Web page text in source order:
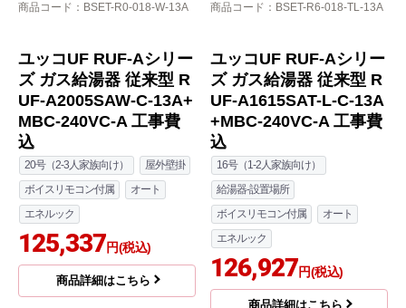
RUJ-Aシリーズ ガス給
3A+MC-146V-A 工事費
込
20号（2-3人家族向け）
屋外壁掛
PS標準設置
ボイスリモコン付属
高温水供給式
117,145円(税込)
商品詳細はこちら
ユッコUF RUF-Aシリー
UF-A1615SAW-C-13A+
MBC-240VC-A 工事費
込
16号（1-2人家族向け）
屋外壁掛
ボイスリモコン付属
エネルック
119,420円(税込)
商品詳細はこちら
リンナイ
リンナイ